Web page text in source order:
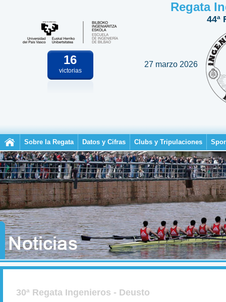
16
victorias
Regata
44ª
27 marzo 2026
Sobre la Regata Datos y Cifras Clubs y Tripulaciones
30ª Regata Ingenieros - Deusto